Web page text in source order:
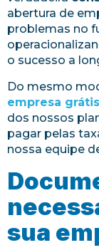
abertura de
problemas no
o sucesso a
Do mesmo
empresa
dos nossos
pagar pelas
nossa equipe
sua